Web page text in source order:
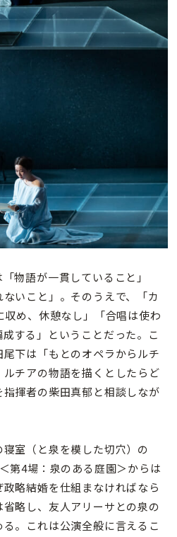
物語が一貫していること」
ないこと」。そのうえで、「カ
め、休憩なし」「合唱は使わ
する」ということだった。こ
下は「もとのオペラからルチ
チアの物語を描くとしたらど
揮者の柴田真郁と相談しなが
室（と泉を模した切穴）の
第4場：泉のある庭園＞からは
略結婚を仕組まなければなら
略し、友人アリーサとの泉の
。これは公演全般に言えるこ